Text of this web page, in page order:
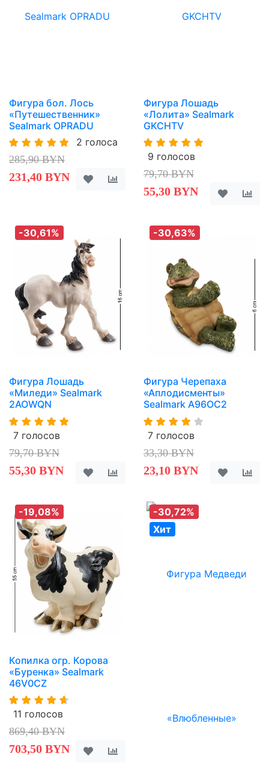
Фигура бол. Лось
«Путешественник»
Sealmark OPRADU
2 голоса
285,90 BYN
231,40 BYN
Фигура Лошадь
«Лолита» Sealmark
GKCHTV
9 голосов
79,70 BYN
55,30 BYN
-30,61%
Фигура Лошадь
«Миледи» Sealmark
2AOWQN
7 голосов
79,70 BYN
55,30 BYN
-30,63%
Фигура Черепаха
«Аплодисменты»
Sealmark A96OC2
7 голосов
33,30 BYN
23,10 BYN
-19,08%
Копилка огр. Корова
«Буренка» Sealmark
46V0CZ
11 голосов
869,40 BYN
703,50 BYN
-30,72%
Хит